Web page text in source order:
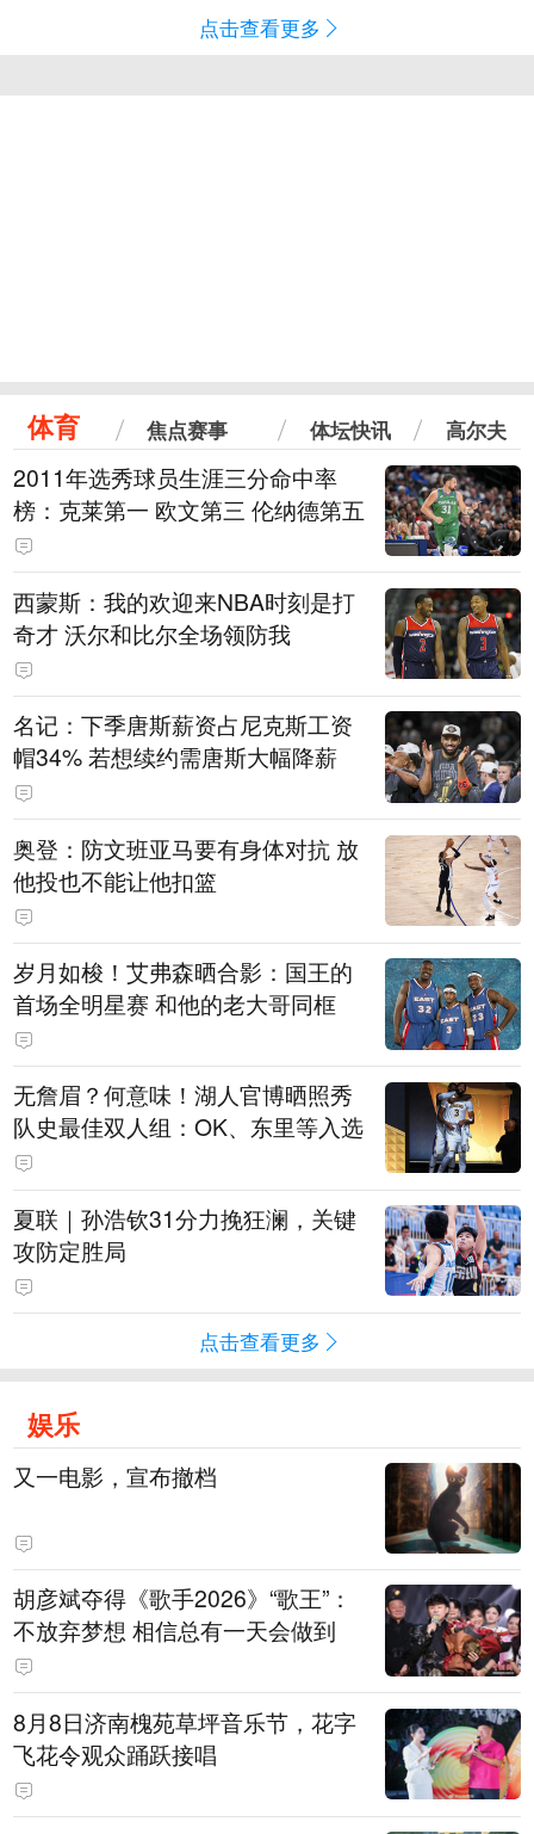
点击查看更多
体育 焦点赛事 体坛快讯 高尔夫
2011年选秀球员生涯三分命中率
榜：克莱第一 欧文第三 伦纳德第五
西蒙斯：我的欢迎来NBA时刻是打
奇才 沃尔和比尔全场领防我
名记：下季唐斯薪资占尼克斯工资
帽34% 若想续约需唐斯大幅降薪
奥登：防文班亚马要有身体对抗 放
他投也不能让他扣篮
岁月如梭！艾弗森晒合影：国王的
首场全明星赛 和他的老大哥同框
无詹眉？何意味！湖人官博晒照秀
队史最佳双人组：OK、东里等入选
夏联｜孙浩钦31分力挽狂澜，关键
攻防定胜局
点击查看更多
娱乐
又一电影，宣布撤档
胡彦斌夺得《歌手2026》“歌王”：
不放弃梦想 相信总有一天会做到
8月8日济南槐苑草坪音乐节，花字
飞花令观众踊跃接唱